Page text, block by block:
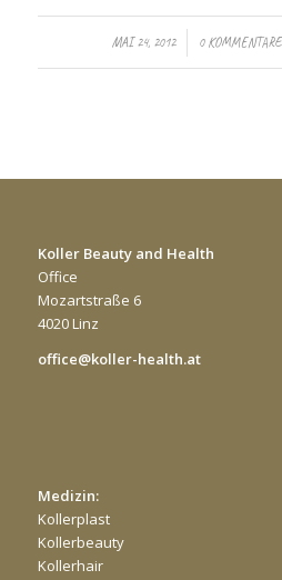
MAI 24, 2012
/ 0 KOMMENTARE
/
Koller Beauty and Health
Office
Mozartstraße 6
4020 Linz
office@koller-health.at
Medizin:
Kollerplast
Kollerbeauty
Kollerhair